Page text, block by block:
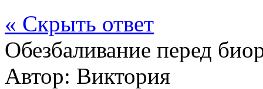
« Скрыть ответ
Обезбаливание перед
Автор: Виктория